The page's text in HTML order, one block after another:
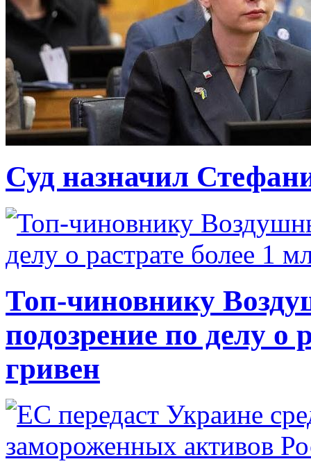
Суд назначил
Топ-чиновнику
подозрение по делу о
гривен